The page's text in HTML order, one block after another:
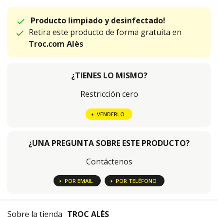
Producto limpiado y desinfectado!
Retira este producto de forma gratuita en
Troc.com Alès
¿TIENES LO MISMO?
Restricción cero
VENDERLO
¿UNA PREGUNTA SOBRE ESTE PRODUCTO?
Contáctenos
POR EMAIL POR TELÉFONO
Sobre la tienda TROC ALÈS